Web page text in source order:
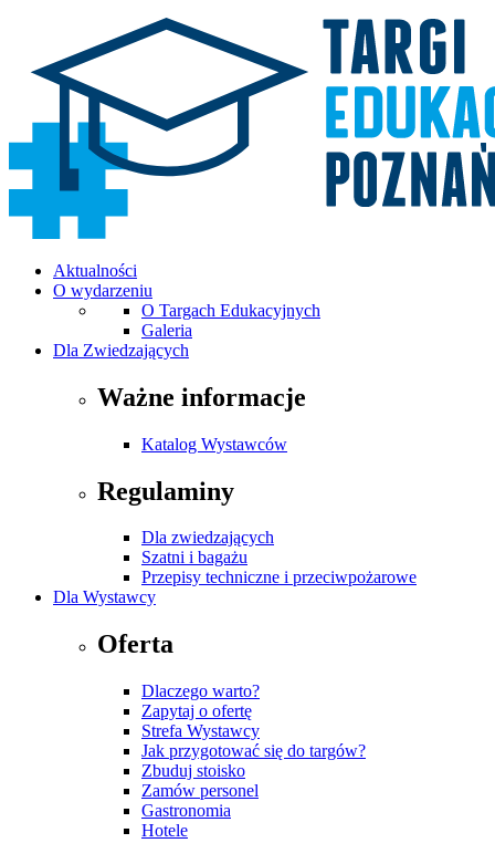
Aktualności
O wydarzeniu
O Targach Edukacyjnych
Galeria
Dla Zwiedzających
Ważne informacje
Katalog Wystawców
Regulaminy
Dla zwiedzających
Szatni i bagażu
Przepisy techniczne i przeciwpożarowe
Dla Wystawcy
Oferta
Dlaczego warto?
Zapytaj o ofertę
Strefa Wystawcy
Jak przygotować się do targów?
Zbuduj stoisko
Zamów personel
Gastronomia
Hotele